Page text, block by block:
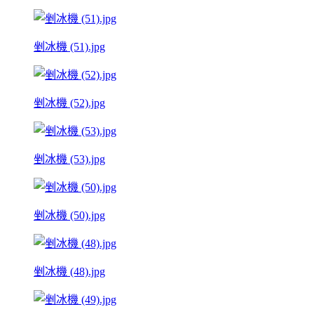
剉冰機 (51).jpg
剉冰機 (52).jpg
剉冰機 (53).jpg
剉冰機 (50).jpg
剉冰機 (48).jpg